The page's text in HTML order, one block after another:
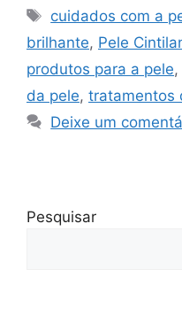
Tags
cuidados com a
brilhante, Pele
produtos para a pele,
da pele, tratamentos
Deixe um
Pesquisar